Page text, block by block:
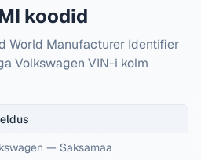
koodid
World Manufacturer Identifier
Volkswagen VIN-i kolm
— Saksamaa